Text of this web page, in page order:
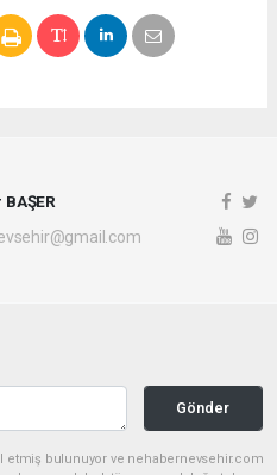
Gönder
etmiş bulunuyor ve nehabernevsehir.com